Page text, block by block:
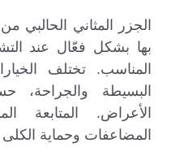
الجزر المثاني الحالبي
بها بشكل فعّال عند
المناسب. تختلف
البسيطة
الأعراض. المتابعة
المضاعفات وحماية